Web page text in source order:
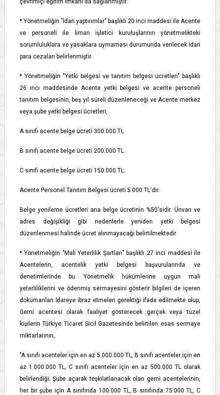
çevrimiçi eğitim imkanı da sağlanmıştır.
* Yönetmeliğin "İdari yaptırımlar" başlıklı 20 inci maddesi ile Acente
ve personeli ile liman işletici kuruluşlarının yönetmelikteki
sorumluluklara ve yasaklara uymaması durumunda verilecek idari
para cezaları belirlenmiştir.
* Yönetmeliğin "Yetki belgesi ve tanıtım belgesi ücretleri" başlıklı
26 ıncı maddesinde Acente yetki belgesi ve acente personeli
tanıtım belgesinin, beş yıl süreli düzenleneceği ve Acente merkez
veya şube yetki belgesi ücretleri,
A sınıfı acente belge ücreti 300.000 TL.
B sınıfı acente belge ücreti 200.000 TL.
C sınıfı acente belge ücreti 150.000 TL.
Acente Personel Tanıtım Belgesi ücreti 5.000 TL'dir.
Belge yenileme ücretleri ana belge ücretinin %50'sidir. Ünvan ve
adres değişikliği gibi nedenlerle yeniden yetki belgesi
düzenlenmesi halinde ücret alınmayacağı belirtilmektedir.
* Yönetmeliğin "Mali Yeterlilik Şartları" başlıklı 27 inci maddesi ile
Acentelerin, acentelik yetki belgesi başvurularında ve
denetimlerinde bu Yönetmelik hükümlerine uygun mali
yeterliliklerini ve ödenmiş sermayesini gösterir bilgileri de içeren
dokümanları İdareye ibraz etmeleri gerektiği ifade edilmekte olup,
Gemi acentesi olarak faaliyet gösterecek gerçek veya tüzel
kişilerin Türkiye Ticaret Sicil Gazetesinde belirtilen esas sermaye
miktarlarının,
"A sınıfı acenteler için en az 5.000.000 TL, B sınıfı acenteler için en
az 1.000.000 TL, C sınıfı acenteler için en az 500.000 TL olarak
belirlendiği; Şube açarak teşkilatlanacak olan gemi acentelerinin,
her bir şube için A sınıfında 100.000 TL, B sınıfında 75.000 TL, C